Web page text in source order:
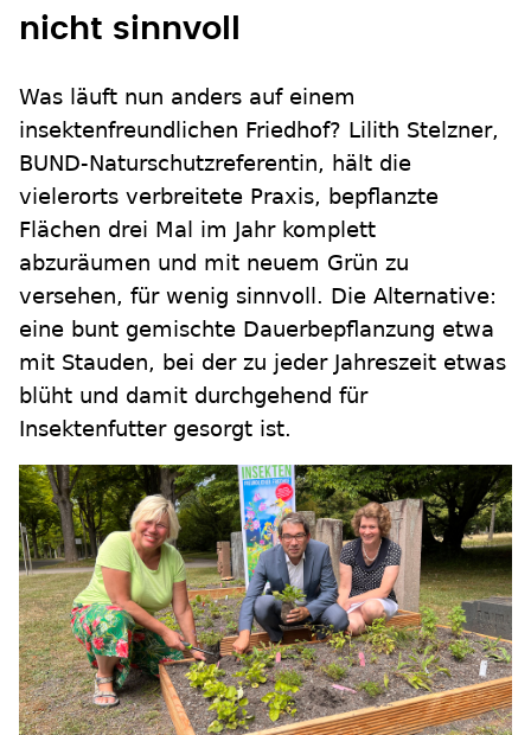
nicht sinnvoll
Was läuft nun anders auf einem
insektenfreundlichen Friedhof? Lilith Stelzner,
BUND-Naturschutzreferentin, hält die
vielerorts verbreitete Praxis, bepflanzte
Flächen drei Mal im Jahr komplett
abzuräumen und mit neuem Grün zu
versehen, für wenig sinnvoll. Die Alternative:
eine bunt gemischte Dauerbepflanzung etwa
mit Stauden, bei der zu jeder Jahreszeit etwas
blüht und damit durchgehend für
Insektenfutter gesorgt ist.